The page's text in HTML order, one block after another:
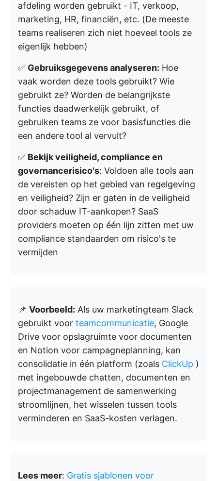
afdeling worden gebruikt - IT, verkoop,
marketing, HR, financiën, etc. (De meeste
teams realiseren zich niet hoeveel tools ze
eigenlijk hebben)
✅ Gebruiksgegevens analyseren: Hoe
vaak worden deze tools gebruikt? Wie
gebruikt ze? Worden de belangrijkste
functies daadwerkelijk gebruikt, of
gebruiken teams ze voor basisfuncties die
een andere tool al vervult?
✅ Bekijk veiligheid, compliance en
governancerisico's: Voldoen alle tools aan
de vereisten op het gebied van regelgeving
en veiligheid? Zijn er gaten in de veiligheid
door schaduw IT-aankopen? SaaS
providers moeten op één lijn zitten met uw
compliance standaarden om risico's te
vermijden
📌 Voorbeeld: Als uw marketingteam Slack
gebruikt voor teamcommunicatie, Google
Drive voor opslagruimte voor documenten
en Notion voor campagneplanning, kan
consolidatie in één platform (zoals ClickUp )
met ingebouwde chatten, documenten en
projectmanagement de samenwerking
stroomlijnen, het wisselen tussen tools
verminderen en SaaS-kosten verlagen.
Lees meer: Gratis sjablonen voor